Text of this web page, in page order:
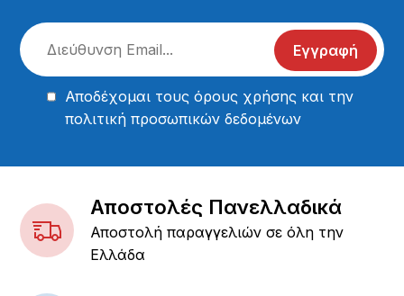
Εγγραφή
Αποδέχομαι τουςόρους χρήσης και την
πολιτική προσωπικών δεδομένων
Αποστολές Πανελλαδικά
Αποστολή παραγγελιών σε όλη την
Ελλάδα